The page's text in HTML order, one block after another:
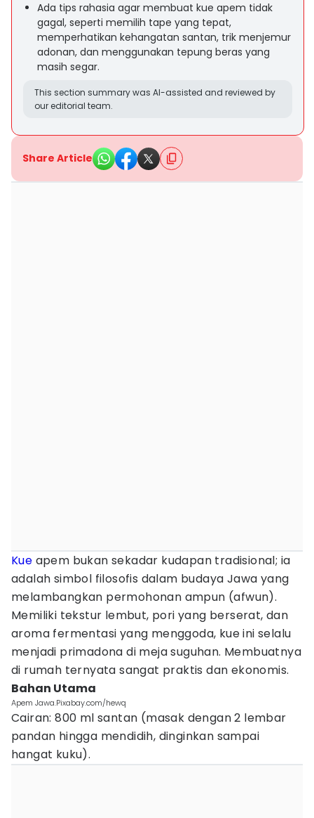
Ada tips rahasia agar membuat kue apem tidak
gagal, seperti memilih tape yang tepat,
memperhatikan kehangatan santan, trik menjemur
adonan, dan menggunakan tepung beras yang
masih segar.
This section summary was AI-assisted and reviewed by
our editorial team.
Share Article
Kue apem bukan sekadar kudapan tradisional; ia
adalah simbol filosofis dalam budaya Jawa yang
melambangkan permohonan ampun (afwun).
Memiliki tekstur lembut, pori yang berserat, dan
aroma fermentasi yang menggoda, kue ini selalu
menjadi primadona di meja suguhan. Membuatnya
di rumah ternyata sangat praktis dan ekonomis.
Bahan Utama
Apem Jawa.Pixabay.com/hewq
Cairan: 800 ml santan (masak dengan 2 lembar
pandan hingga mendidih, dinginkan sampai
hangat kuku).